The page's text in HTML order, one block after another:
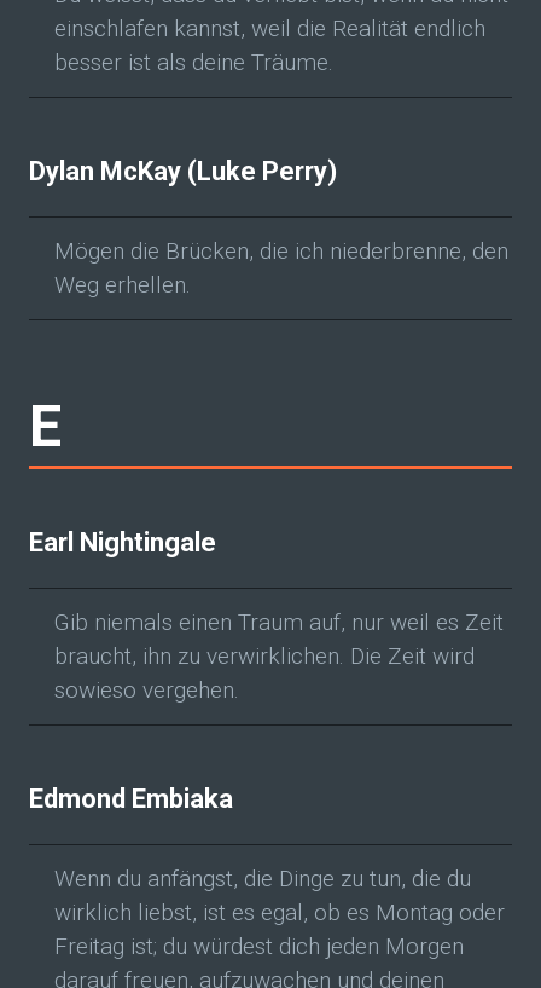
einschlafen kannst, weil die Realität endlich
besser ist als deine Träume.
Dylan McKay (Luke Perry)
Mögen die Brücken, die ich niederbrenne, den
Weg erhellen.
E
Earl Nightingale
Gib niemals einen Traum auf, nur weil es Zeit
braucht, ihn zu verwirklichen. Die Zeit wird
sowieso vergehen.
Edmond Embiaka
Wenn du anfängst, die Dinge zu tun, die du
wirklich liebst, ist es egal, ob es Montag oder
Freitag ist; du würdest dich jeden Morgen
darauf freuen, aufzuwachen und deinen